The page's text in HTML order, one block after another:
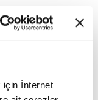
için İnternet